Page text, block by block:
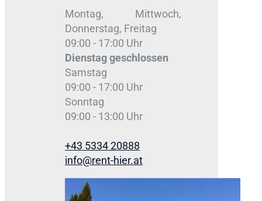
Montag, Mittwoch,
Donnerstag, Freitag
09:00 - 17:00 Uhr
Dienstaggeschlossen
Samstag
09:00 - 17:00 Uhr
Sonntag
09:00 - 13:00 Uhr
+43 5334 20888
info@rent-hier.at